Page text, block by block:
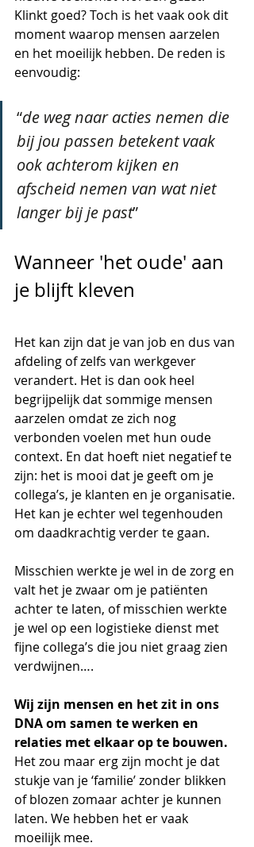
Klinkt goed? Toch is het vaak ook dit
moment waarop mensen aarzelen
en het moeilijk hebben. De reden is
eenvoudig:
“de weg naar acties nemen die
bij jou passen betekent vaak
ook achterom kijken en
afscheid nemen van wat niet
langer bij je past”
Wanneer 'het oude' aan
je blijft kleven
Het kan zijn dat je van job en dus van
afdeling of zelfs van werkgever
verandert. Het is dan ook heel
begrijpelijk dat sommige mensen
aarzelen omdat ze zich nog
verbonden voelen met hun oude
context. En dat hoeft niet negatief te
zijn: het is mooi dat je geeft om je
collega’s, je klanten en je organisatie.
Het kan je echter wel tegenhouden
om daadkrachtig verder te gaan.
Misschien werkte je wel in de zorg en
valt het je zwaar om je patiënten
achter te laten, of misschien werkte
je wel op een logistieke dienst met
fijne collega’s die jou niet graag zien
verdwijnen….
Wij zijn mensen en het zit in ons
DNA om samen te werken en
relaties met elkaar op te bouwen.
Het zou maar erg zijn mocht je dat
stukje van je ‘familie’ zonder blikken
of blozen zomaar achter je kunnen
laten. We hebben het er vaak
moeilijk mee.